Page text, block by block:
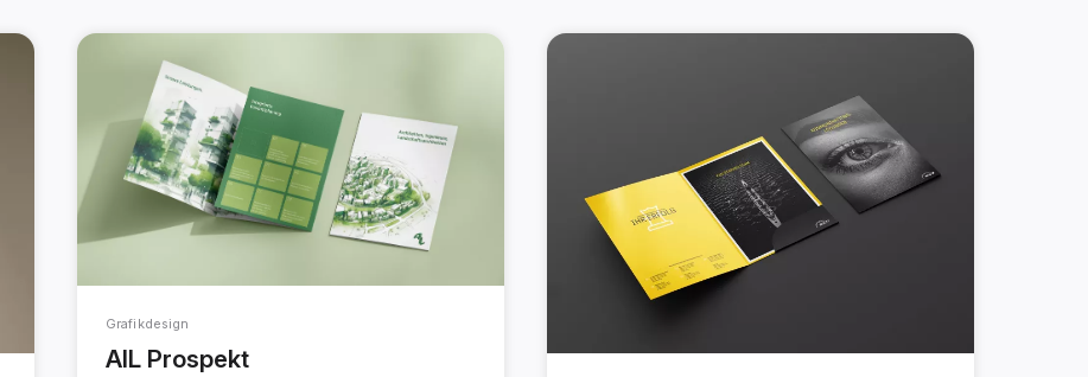
Grafikdesign
AIL Prospekt